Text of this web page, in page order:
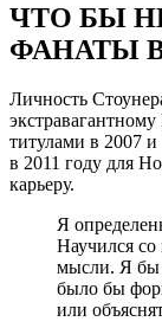
ЧТО БЫ
ФАНАТЫ
Личность
титулами в 2007
в 2011 году для
карьеру.
Я
Научился
мысли. Я бы
было бы
или